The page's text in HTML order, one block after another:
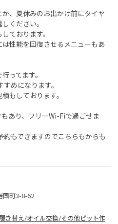
、夏休みのお出かけ前にタイヤ
ください。
ております。
性能を回復させるメニューもあ
ってます。
めになります。
もしております。
あり、フリーWi-Fiで過ごせま
約もできますのでこちらもからも
国町3-8-62
き替え/オイル交換/その他ピット作